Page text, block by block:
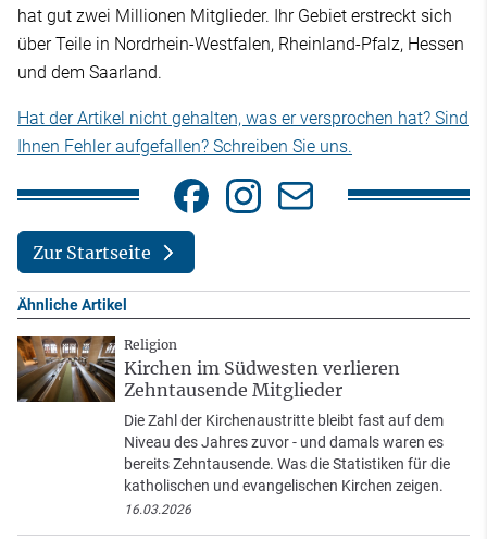
hat gut zwei Millionen Mitglieder. Ihr Gebiet erstreckt sich
über Teile in Nordrhein-Westfalen, Rheinland-Pfalz, Hessen
und dem Saarland.
Hat der Artikel nicht gehalten, was er versprochen hat? Sind
Ihnen Fehler aufgefallen? Schreiben Sie uns.
Zur Startseite
Ähnliche Artikel
Religion
Kirchen im Südwesten verlieren
Zehntausende Mitglieder
Die Zahl der Kirchenaustritte bleibt fast auf dem
Niveau des Jahres zuvor - und damals waren es
bereits Zehntausende. Was die Statistiken für die
katholischen und evangelischen Kirchen zeigen.
16.03.2026